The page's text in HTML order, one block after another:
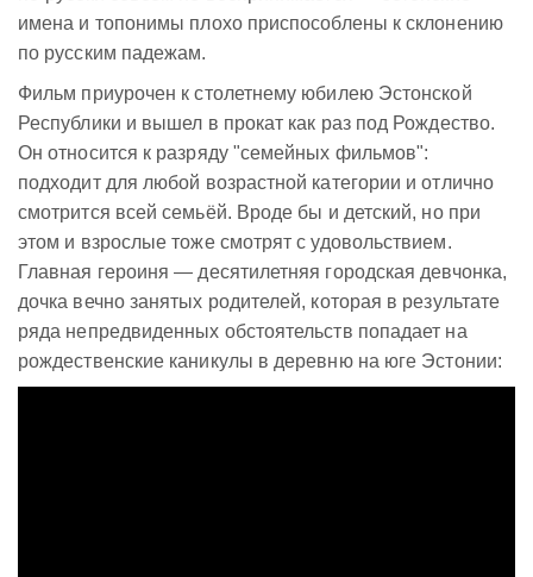
имена и топонимы плохо приспособлены к склонению
по русским падежам.
Фильм приурочен к столетнему юбилею Эстонской
Республики и вышел в прокат как раз под Рождество.
Он относится к разряду "семейных фильмов":
подходит для любой возрастной категории и отлично
смотрится всей семьёй. Вроде бы и детский, но при
этом и взрослые тоже смотрят с удовольствием.
Главная героиня — десятилетняя городская девчонка,
дочка вечно занятых родителей, которая в результате
ряда непредвиденных обстоятельств попадает на
рождественские каникулы в деревню на юге Эстонии: